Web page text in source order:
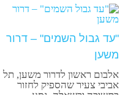
"עד גבול השמים" – דרור
משען
אלבום ראשון לדרור משען, תל
אביבי צעיר שהספיק לחזור